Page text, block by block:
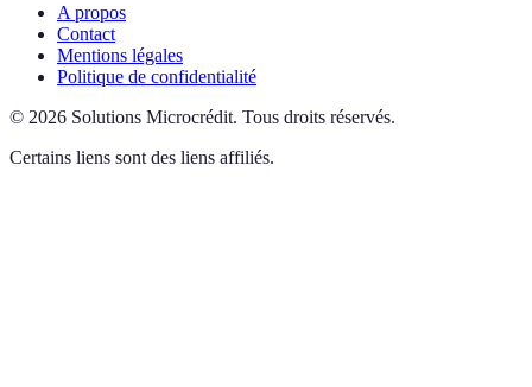
A propos
Contact
Mentions légales
Politique de confidentialité
© 2026 Solutions Microcrédit. Tous droits réservés.
Certains liens sont des liens affiliés.